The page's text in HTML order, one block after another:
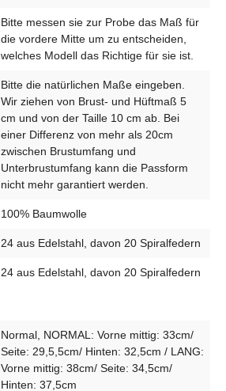
Bitte messen sie zur Probe das Maß für
die vordere Mitte um zu entscheiden,
welches Modell das Richtige für sie ist.
Bitte die natürlichen Maße eingeben.
Wir ziehen von Brust- und Hüftmaß 5
cm und von der Taille 10 cm ab. Bei
einer Differenz von mehr als 20cm
zwischen Brustumfang und
Unterbrustumfang kann die Passform
nicht mehr garantiert werden.
100% Baumwolle
24 aus Edelstahl, davon 20 Spiralfedern
24 aus Edelstahl, davon 20 Spiralfedern
Normal, NORMAL: Vorne mittig: 33cm/
Seite: 29,5,5cm/ Hinten: 32,5cm / LANG:
Vorne mittig: 38cm/ Seite: 34,5cm/
Hinten: 37,5cm